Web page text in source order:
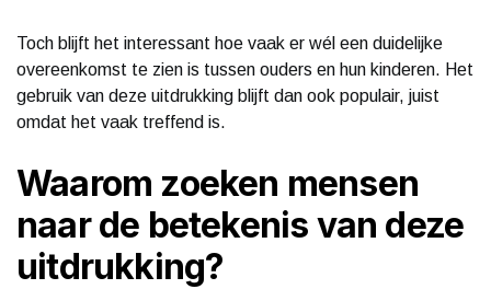
Toch blijft het interessant hoe vaak er wél een duidelijke
overeenkomst te zien is tussen ouders en hun kinderen. Het
gebruik van deze uitdrukking blijft dan ook populair, juist
omdat het vaak treffend is.
Waarom zoeken mensen
naar de betekenis van deze
uitdrukking?